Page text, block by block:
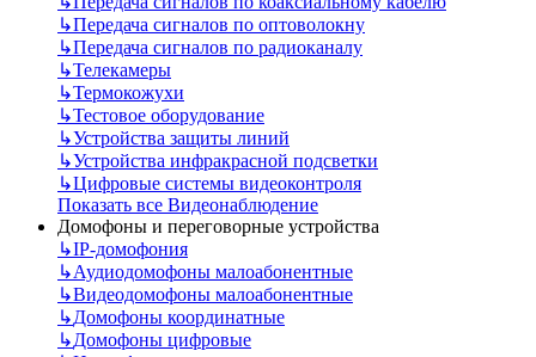
↳Передача сигналов по оптоволокну
↳Передача сигналов по радиоканалу
↳Телекамеры
↳Термокожухи
↳Тестовое оборудование
↳Устройства защиты линий
↳Устройства инфракрасной подсветки
↳Цифровые системы видеоконтроля
Показать все Видеонаблюдение
Домофоны и переговорные устройства
↳IP-домофония
↳Аудиодомофоны малоабонентные
↳Видеодомофоны малоабонентные
↳Домофоны координатные
↳Домофоны цифровые